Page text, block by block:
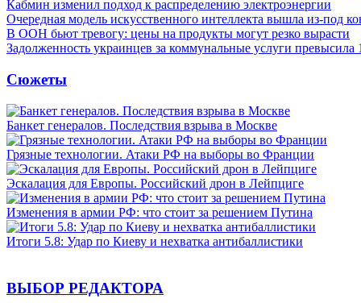
Кабмин изменил подход к распределению электроэнергии
Очередная модель искусственного интеллекта вышла из-под
В ООН бьют тревогу: цены на продукты могут резко вырасти
Задолженность украинцев за коммунальные услуги превысила
Сюжеты
Банкет генералов. Последствия взрыва в Москве
Грязные технологии. Атаки РФ на выборы во Франции
Эскалация для Европы. Российский дрон в Лейпциге
Изменения в армии РФ: что стоит за решением Путина
Итоги 5.8: Удар по Киеву и нехватка антибаллистики
ВЫБОР РЕДАКТОРА